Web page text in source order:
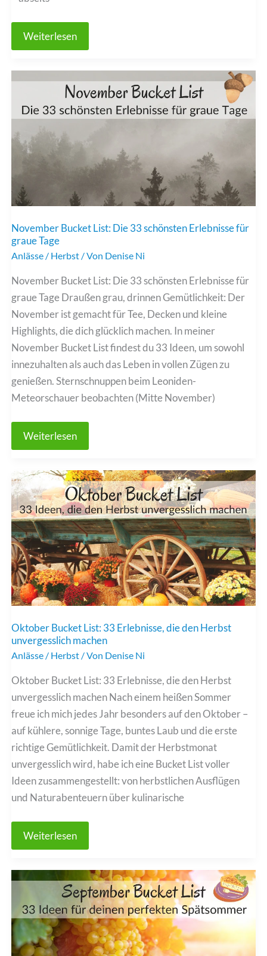
Dezember
deinen
Jahresausklang
Weiterlesen
November Bucket List: Die 33 schönsten Erlebnisse für
graue Tage
Anlässe / Herbst / Von Denise Ni
November Bucket List: Die 33 schönsten Erlebnisse für
graue Tage Draußen grau, drinnen Gemütlichkeit: Der
November ist gemacht für Tee, Decken und kleine
Highlights, die dich glücklich machen. In meiner
November Bucket List findest du 33 Ideen, um sowohl
innezuhalten als auch das Leben in vollen Zügen zu
genießen. Sternschnuppen beim Leoniden-
Meteorschauer beobachten (Mitte November)
November
33
schönsten
Erlebnisse
für
graue
Tage
Weiterlesen
Oktober Bucket List: 33 Erlebnisse, die den Herbst
unvergesslich machen
Anlässe / Herbst / Von Denise Ni
Oktober Bucket List: 33 Erlebnisse, die den Herbst
unvergesslich machen Nach einem heißen Sommer
freue ich mich jedes Jahr besonders auf den Oktober –
auf kühlere, sonnige Tage, buntes Laub und die erste
richtige Gemütlichkeit. Damit der Herbstmonat
unvergesslich wird, habe ich eine Bucket List voller
Ideen zusammengestellt: von herbstlichen Ausflügen
und Naturabenteuern über kulinarische
Oktober
Herbst
unvergesslich
machen
Weiterlesen